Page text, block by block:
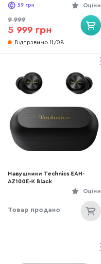
Оціни
59 грн
9 999
5 999 грн
Відправимо 11/08
Навушники Technics EAH-
AZ100E-K Black
Оціни
Товар продано